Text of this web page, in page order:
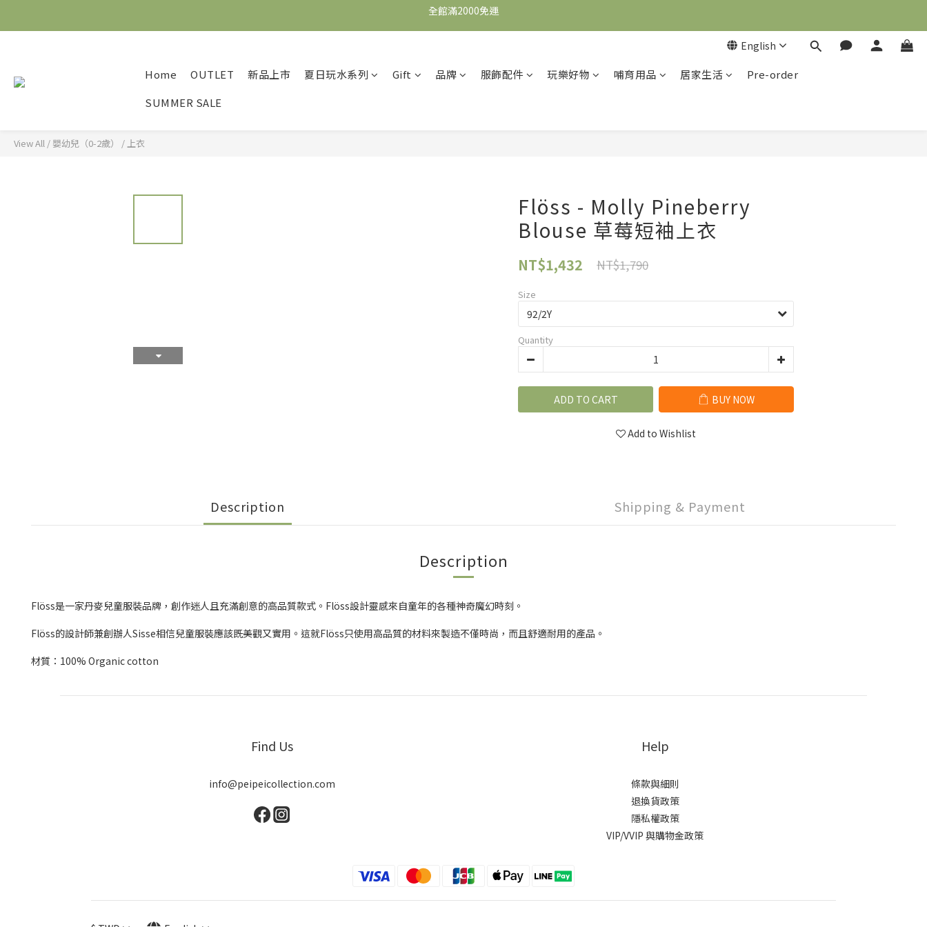
全館滿2000免運
加入會員，即可獲得$100購物金，可立即於首購使用。
English
Home OUTLET 新品上市 夏日玩水系列 Gift 品牌 服飾配件 玩樂好物 哺育用品 居家生活
Pre-order
SUMMER SALE
View All / 嬰幼兒（0-2歲） /上衣
Flöss - Molly Pineberry
Blouse 草莓短袖上衣
NT$1,432 NT$1,790
Size
Quantity
ADD TO CART BUY NOW
Add to Wishlist
Description Shipping & Payment
Description
Flöss是一家丹麥兒童服裝品牌，創作迷人且充滿創意的高品質款式。Flöss設計靈感來自童年的各種神奇魔幻時刻。
Flöss的設計師兼創辦人Sisse相信兒童服裝應該既美觀又實用。這就Flöss只使用高品質的材料來製造不僅時尚，而且舒適耐用的產品。
材質：100% Organic cotton
Find Us
info@peipeicollection.com
Help
條款與細則
退換貨政策
隱私權政策
VIP/VVIP 與購物金政策